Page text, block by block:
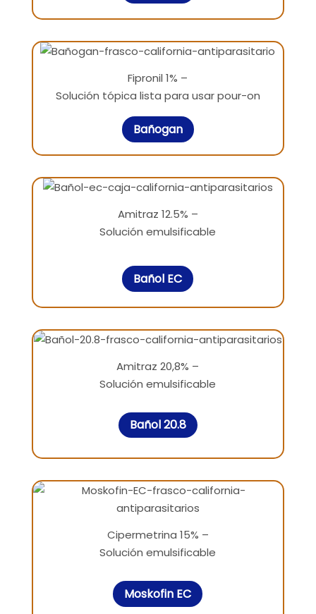
Fipronil 1% –
Solución tópica lista para usar pour-on
Bañogan
Amitraz 12.5% –
Solución emulsificable
Bañol EC
Amitraz 20,8% –
Solución emulsificable
Bañol 20.8
Cipermetrina 15% –
Solución emulsificable
Moskofin EC